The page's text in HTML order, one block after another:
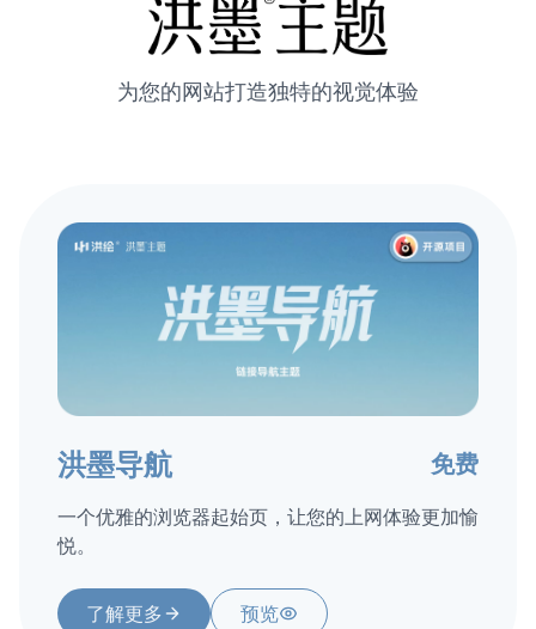
为您的网站打造独特的视觉体验
洪墨导航 免费
一个优雅的浏览器起始页，让您的上网体验更加愉
悦。
了解更多 预览